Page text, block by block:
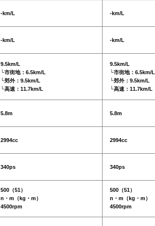
-km/L -km/L
-km/L -km/L
9.5km/L
└市街地：6.5km/L
└郊外：9.5km/L
└高速：11.7km/L
9.5km/L
└市街地：6.5km/L
└郊外：9.5km/L
└高速：11.7km/L
5.8m 5.8m
2994cc 2994cc
340ps 340ps
500（51）
n・m（kg・m）
4500rpm
500（51）
n・m（kg・m）
4500rpm